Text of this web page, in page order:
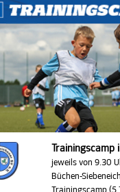
Trainingscamp
jeweils von 9.30
Büchen-
Trainingscamp (5